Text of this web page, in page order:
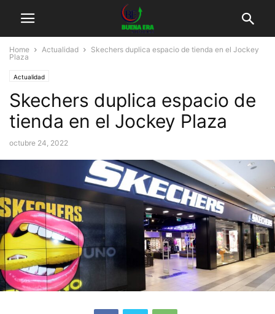
Home Actualidad
Skechers duplica espacio de tienda en el Jockey
Plaza
Actualidad
Skechers duplica espacio de
tienda en el Jockey Plaza
octubre 24, 2022